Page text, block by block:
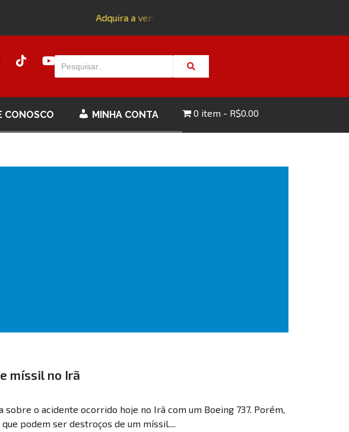
Adquira a versão impressa da edição 143 com FRETE
CONOSCO MINHA CONTA 0 item R$0.00
míssil no Irã
o acidente ocorrido hoje no Irã com um Boeing 737. Porém,
podem ser destroços de um míssil....